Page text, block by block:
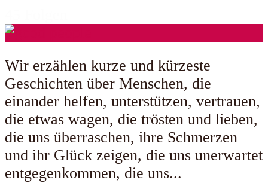
Wir erzählen kurze und kürzeste
Geschichten über Menschen, die
einander helfen, unterstützen, vertrauen,
die etwas wagen, die trösten und lieben,
die uns überraschen, ihre Schmerzen
und ihr Glück zeigen, die uns unerwartet
entgegenkommen, die uns...